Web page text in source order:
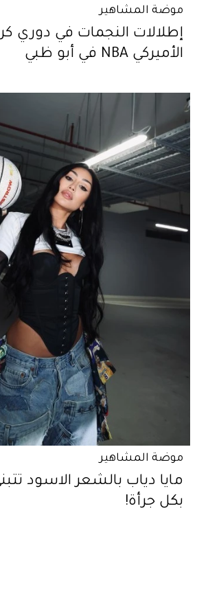
موضة المشاهير
إطلالات النجمات في دوري
الأميركي NBA في أبو ظبي
موضة المشاهير
بكل جرأة!